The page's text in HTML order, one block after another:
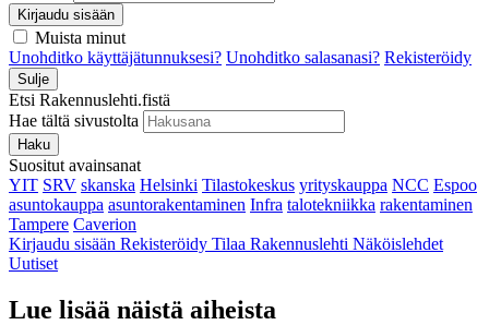
Kirjaudu sisään
Muista minut
Unohditko käyttäjätunnuksesi? Unohditko salasanasi? Rekisteröidy
Sulje
Etsi Rakennuslehti.fistä
Hae tältä sivustolta
Haku
Suositut avainsanat
YIT SRV skanska Helsinki Tilastokeskus yrityskauppa NCC Espoo
asuntokauppa asuntorakentaminen Infra talotekniikka rakentaminen
Tampere Caverion
Kirjaudu sisään Rekisteröidy Tilaa Rakennuslehti Näköislehdet
Uutiset
Lue lisää näistä aiheista